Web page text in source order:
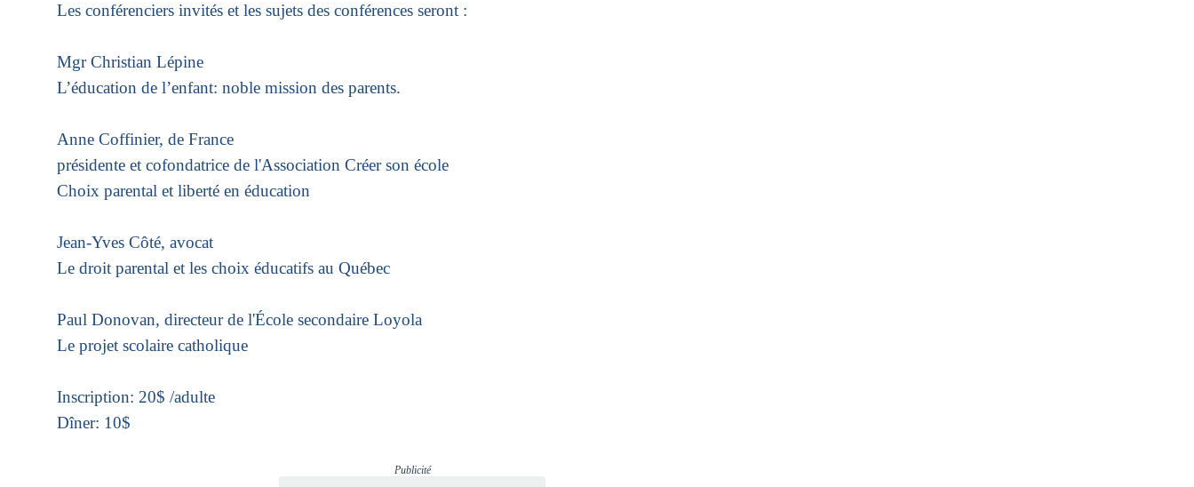
Les conférenciers invités et les sujets des conférences seront :
Mgr Christian Lépine
L’éducation de l’enfant: noble mission des parents.
Anne Coffinier, de France
présidente et cofondatrice de l'Association Créer son école
Choix parental et liberté en éducation
Jean-Yves Côté, avocat
Le droit parental et les choix éducatifs au Québec
Paul Donovan, directeur de l'École secondaire Loyola
Le projet scolaire catholique
Inscription: 20$ /adulte
Dîner: 10$
Publicité